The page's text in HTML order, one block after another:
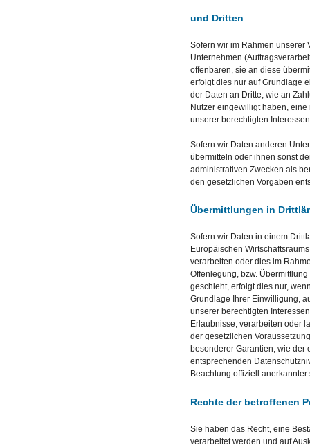
und Dritten
Sofern wir im Rahmen unserer
Unternehmen
offenbaren, sie an diese
erfolgt dies nur auf Grundlage
der Daten an Dritte, wie an
Nutzer eingewilligt haben,
unserer berechtigten
Sofern wir Daten anderen
übermitteln oder ihnen sonst
administrativen Zwecken als
den gesetzlichen Vorgaben
Übermittlungen in
Sofern wir Daten in einem
Europäischen
verarbeiten oder dies im
Offenlegung, bzw.
geschieht, erfolgt dies nur,
Grundlage Ihrer Einwilligung,
unserer berechtigten
Erlaubnisse, verarbeiten oder
der gesetzlichen
besonderer Garantien, wie der
entsprechenden
Beachtung offiziell
Rechte der betroffenen
Sie haben das Recht, eine
verarbeitet werden und auf